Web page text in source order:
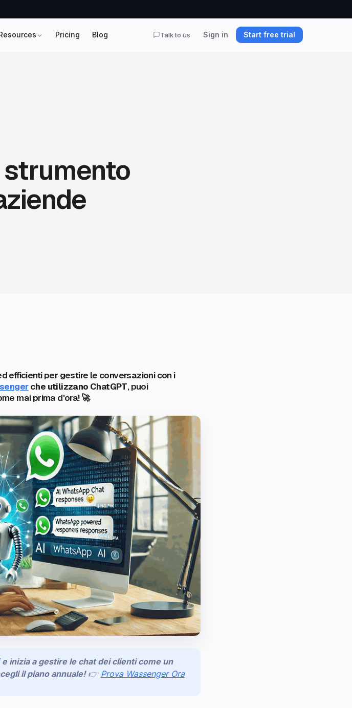
Pricing Blog Talk to us Sign in Start free trial
strumento
efficienti per gestire le conversazioni con i
che utilizzano ChatGPT, puoi
mai prima d'ora! 🚀
e inizia a gestire le chat dei clienti come un
il piano annuale! 👉 Prova Wassenger Ora